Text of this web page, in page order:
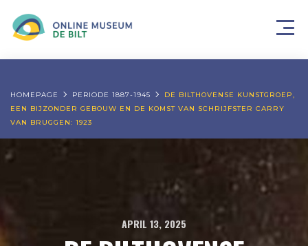
HOMEPAGE PERIODE 1887-1945
DE BILTHOVENSE KUNSTGROEP,
EEN BIJZONDER GEBOUW EN DE KOMST VAN SCHRIJFSTER CARRY
VAN BRUGGEN: 1923
APRIL 13, 2025